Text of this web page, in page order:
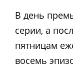
В день
серии, а
пятницам
восемь